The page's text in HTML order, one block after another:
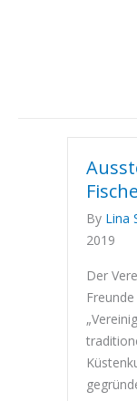
By Lina
2019
Der